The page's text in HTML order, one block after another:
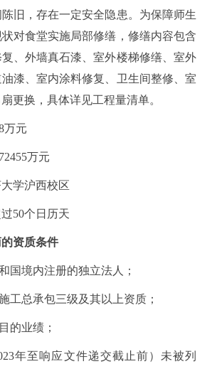
旧，存在一定安全隐患。为保障师生
对食堂实施局部修缮，修缮内容包含
、外墙真石漆、室外楼梯修缮、室外
漆、室内涂料修复、卫生间整修、室
更换，具体详见工程量清单。
万元
万元
学沪西校区
50个日历天
资质条件
国境内注册的独立法人；
工总承包三级及其以上资质；
的业绩；
年至响应文件递交截止前）未被列